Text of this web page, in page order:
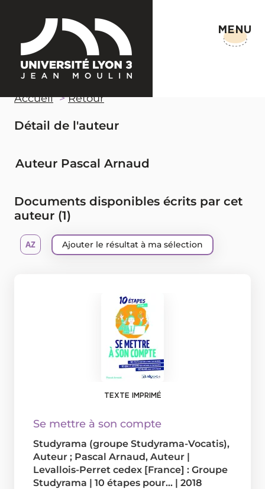
MENU
Accueil Retour
Détail de l'auteur
Auteur Pascal Arnaud
Documents disponibles écrits par cet
auteur (1)
Ajouter le résultat à ma sélection
TEXTE IMPRIMÉ
Se mettre à son compte
Studyrama (groupe Studyrama-Vocatis),
Auteur ; Pascal Arnaud, Auteur |
Levallois-Perret cedex [France] : Groupe
Studyrama | 10 étapes pour... | 2018